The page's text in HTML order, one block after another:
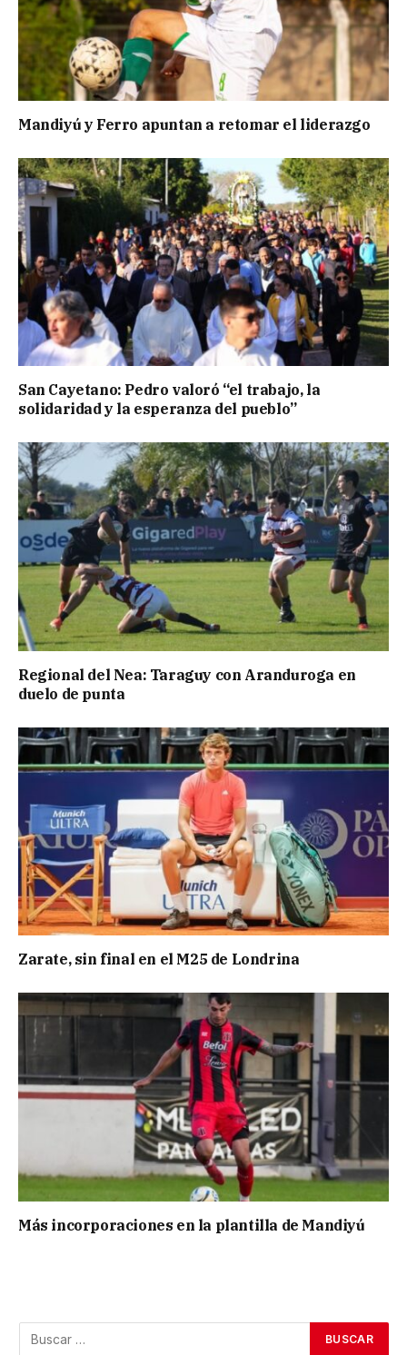
Mandiyú y Ferro apuntan a retomar el liderazgo
San Cayetano: Pedro valoró “el trabajo, la
solidaridad y la esperanza del pueblo”
Regional del Nea: Taraguy con Aranduroga en
duelo de punta
Zarate, sin final en el M25 de Londrina
Más incorporaciones en la plantilla de Mandiyú